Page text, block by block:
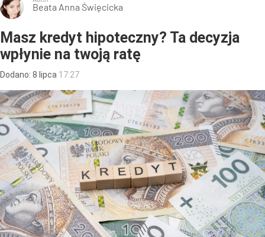
Beata Anna Święcicka
Masz kredyt hipoteczny? Ta decyzja
wpłynie na twoją ratę
Dodano: 8 lipca 17:27